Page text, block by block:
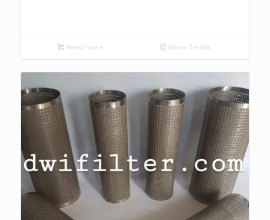
Read more Show Details